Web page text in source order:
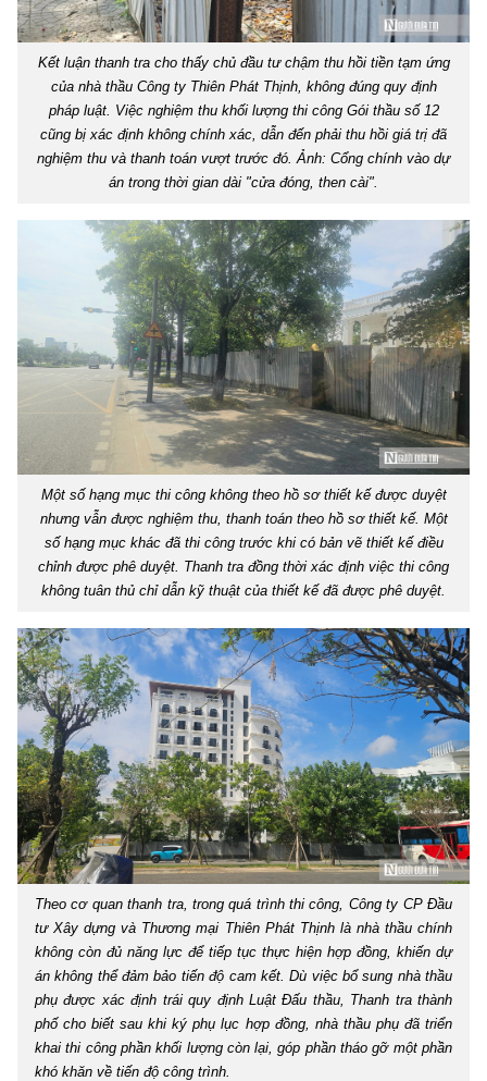
Kết luận thanh tra cho thấy chủ đầu tư chậm thu hồi tiền tạm ứng
của nhà thầu Công ty Thiên Phát Thịnh, không đúng quy định
pháp luật. Việc nghiệm thu khối lượng thi công Gói thầu số 12
cũng bị xác định không chính xác, dẫn đến phải thu hồi giá trị đã
nghiệm thu và thanh toán vượt trước đó. Ảnh: Cổng chính vào dự
án trong thời gian dài "cửa đóng, then cài".
Một số hạng mục thi công không theo hồ sơ thiết kế được duyệt
nhưng vẫn được nghiệm thu, thanh toán theo hồ sơ thiết kế. Một
số hạng mục khác đã thi công trước khi có bản vẽ thiết kế điều
chỉnh được phê duyệt. Thanh tra đồng thời xác định việc thi công
không tuân thủ chỉ dẫn kỹ thuật của thiết kế đã được phê duyệt.
Theo cơ quan thanh tra, trong quá trình thi công, Công ty CP Đầu
tư Xây dựng và Thương mại Thiên Phát Thịnh là nhà thầu chính
không còn đủ năng lực để tiếp tục thực hiện hợp đồng, khiến dự
án không thể đảm bảo tiến độ cam kết. Dù việc bổ sung nhà thầu
phụ được xác định trái quy định Luật Đấu thầu, Thanh tra thành
phố cho biết sau khi ký phụ lục hợp đồng, nhà thầu phụ đã triển
khai thi công phần khối lượng còn lại, góp phần tháo gỡ một phần
khó khăn về tiến độ công trình.